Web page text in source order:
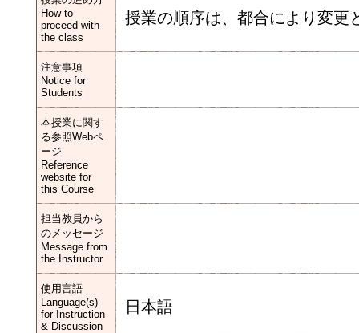
How to
proceed with
the class
授業の順序は、都合により変更
注意事項
Notice for
Students
本授業に関す
る参照Webペ
ージ
Reference
website for
this Course
担当教員から
のメッセージ
Message from
the Instructor
使用言語
Language(s)
for Instruction
& Discussion
日本語